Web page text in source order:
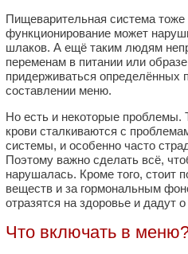
Пищеварительная система
функционирование может
шлаков. А ещё таким людям
переменам в питании или
придерживаться определённых
составлении меню.
Но есть и некоторые проблемы.
крови сталкиваются с
системы, и особенно часто
Поэтому важно сделать всё,
нарушалась. Кроме того, стоит
веществ и за гормональным
отразятся на здоровье и дадут
Что включать в